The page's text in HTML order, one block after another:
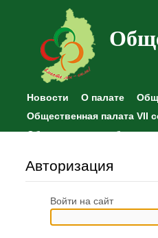
Новости О палате
Общественная палата VII
Общественные
Авторизация
Войти на сайт